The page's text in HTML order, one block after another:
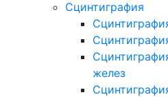
Сцинтиграфия
желез